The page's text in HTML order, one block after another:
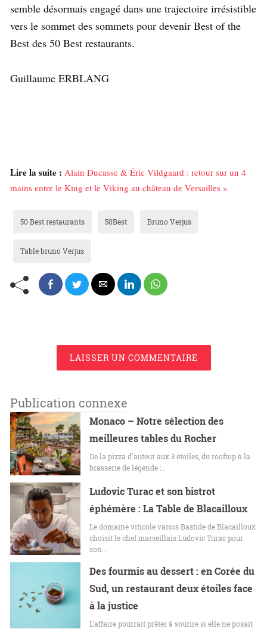
semble désormais engagé dans une trajectoire irrésistible
vers le sommet des sommets pour devenir Best of the
Best des 50 Best restaurants.
Guillaume ERBLANG
Lire la suite : Alain Ducasse & Éric Vildgaard : retour sur un 4
mains entre le King et le Viking au château de Versailles »
50 Best restaurants 50Best Bruno Verjus
Table bruno Verjus
LAISSER UN COMMENTAIRE
Publication connexe
Monaco – Notre sélection des
meilleures tables du Rocher
De la pizza d'auteur aux 3 étoiles, du rooftop à la
brasserie de légende :…
Ludovic Turac et son bistrot
éphémère : La Table de Blacailloux
Le domaine viticole varois Bastide de Blacailloux
choisit le chef marseillais Ludovic Turac pour
son…
Des fourmis au dessert : en Corée du
Sud, un restaurant deux étoiles face
à la justice
L’affaire pourrait prêter à sourire si elle ne posait